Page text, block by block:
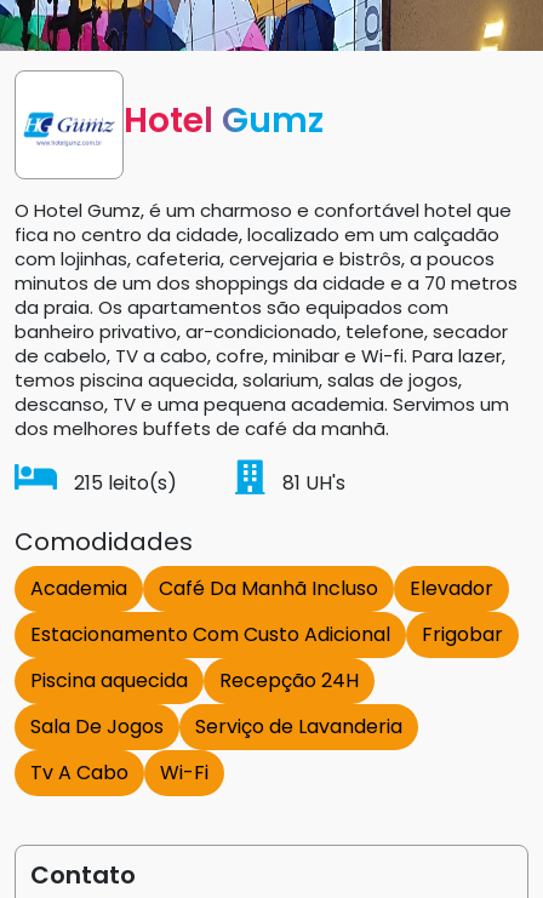
Hotel Gumz
O Hotel Gumz, é um charmoso e confortável hotel que
fica no centro da cidade, localizado em um calçadão
com lojinhas, cafeteria, cervejaria e bistrôs, a poucos
minutos de um dos shoppings da cidade e a 70 metros
da praia. Os apartamentos são equipados com
banheiro privativo, ar-condicionado, telefone, secador
de cabelo, TV a cabo, cofre, minibar e Wi-fi. Para lazer,
temos piscina aquecida, solarium, salas de jogos,
descanso, TV e uma pequena academia. Servimos um
dos melhores buffets de café da manhã.
215 leito(s) 81 UH's
Comodidades
Academia Café Da Manhã Incluso
Elevador
Estacionamento Com Custo Adicional
Frigobar
Piscina aquecida
Recepção 24H
Sala De Jogos
Serviço de Lavanderia
Tv A Cabo
Wi-Fi
Contato